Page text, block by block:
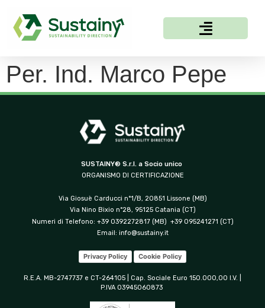
Per. Ind. Marco Pepe
SUSTAINY® S.r.l. a Socio unico
ORGANISMO DI CERTIFICAZIONE
Via Giosuè Carducci n°1/B, 20851 Lissone (MB)
Via Nino Bixio n°28, 95125 Catania (CT)
Numeri di Telefono: +39 0392272817 (MB) +39 095241271 (CT)
Email: info@sustainy.it
Privacy Policy Cookie Policy
R.E.A. MB-2747737 e CT-264105 | Cap. Sociale Euro 150.000,00 I.V. |
P.IVA 03945060873